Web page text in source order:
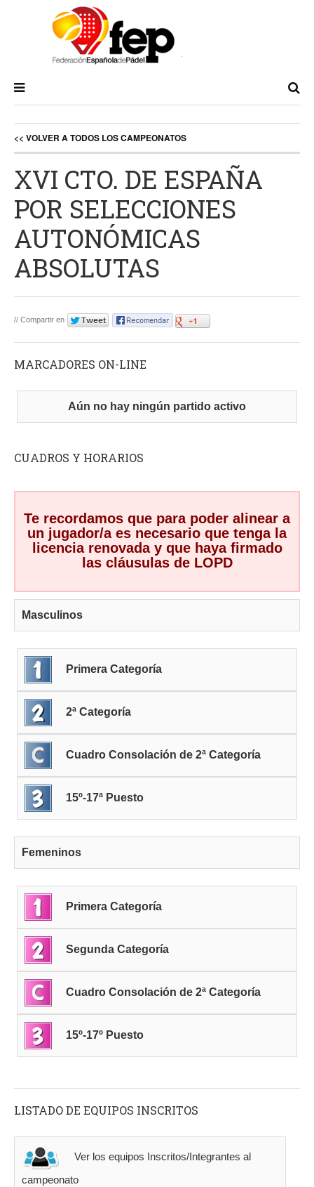
<< VOLVER A TODOS LOS CAMPEONATOS
XVI CTO. DE ESPAÑA
POR SELECCIONES
AUTONÓMICAS
ABSOLUTAS
// Compartir en
MARCADORES ON-LINE
Aún no hay ningún partido activo
CUADROS Y HORARIOS
Te recordamos que para poder alinear a
un jugador/a es necesario que tenga la
licencia renovada y que haya firmado
las cláusulas de LOPD
Masculinos
Primera Categoría
2ª Categoría
Cuadro Consolación de 2ª Categoría
15º-17ª Puesto
Femeninos
Primera Categoría
Segunda Categoría
Cuadro Consolación de 2ª Categoría
15º-17º Puesto
LISTADO DE EQUIPOS INSCRITOS
Ver los equipos Inscritos/Integrantes al
campeonato